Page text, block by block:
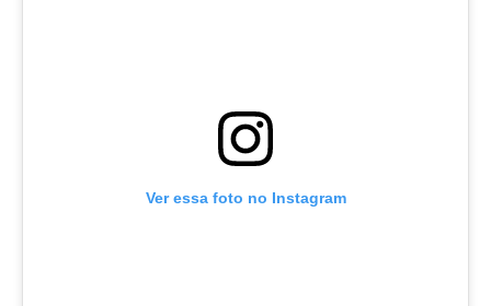
Ver essa foto no Instagram